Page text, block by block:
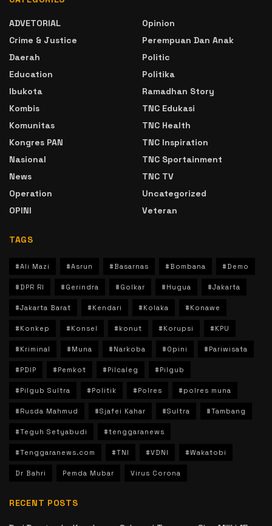
ADVETORIAL
Crime & Justice
Daerah
Education
Ibukota
Kombis
Komunitas
Kongres PAN
Nasional
News
Operation
OPINI
Opinion
Perempuan Dan Anak
Politic
Politika
Ramadhan Story
TNC Edukasi
TNC Health
TNC Inspiration
TNC Sportainment
TNC TV
Uncategorized
Veteran
TAGS
#Ali Mazi #Asrun #Basarnas #Bombana #Demo
#DPR RI #Gerindra #Golkar #Hugua #Jakarta
#Jakarta Barat #Kendari #Kolaka #Konawe
#Konkep #Konsel #konut #Korupsi #KPU
#Kriminal #Muna #Narkoba #Opini #Pariwisata
#PDIP #Pemkot #Pilcaleg #Pilgub
#Pilgub Sultra #Politik #Polres #polres muna
#Rusda Mahmud #Sjafei Kahar #Sultra #Tambang
#Teguh Setyabudi #tenggaranews
#Tenggaranews.com #TNI #VDNI #Wakatobi
Dr Bahri Pemda Mubar Virus Corona
RECENT POSTS